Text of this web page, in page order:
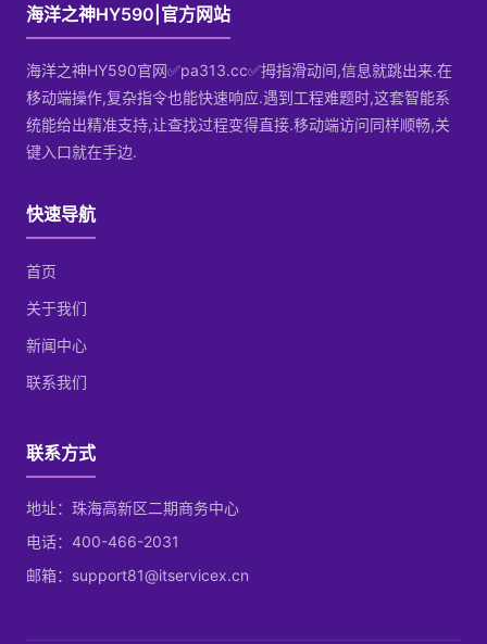
海洋之神HY590|官方网站
海洋之神HY590官网✅pa313.cc✅拇指滑动间,信息就跳出来.在
移动端操作,复杂指令也能快速响应.遇到工程难题时,这套智能系
统能给出精准支持,让查找过程变得直接.移动端访问同样顺畅,关
键入口就在手边.
快速导航
首页
关于我们
新闻中心
联系我们
联系方式
地址：珠海高新区二期商务中心
电话：400-466-2031
邮箱：support81@itservicex.cn